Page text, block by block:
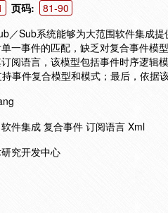
页码:
81-90
／Sub系统能够为大范围软件集成
一事件的匹配，缺乏对复合事件模
阅语言，该模型包括事件时序逻
事件复合模型和模式；最后，依据
件集成 复合事件 订阅语言 Xml
究开发中心